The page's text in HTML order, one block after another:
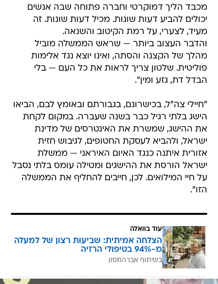
מכבד הליך דמוקרטי וחברה פתוחה שבה אנשים
יכולים להביע דעות שונות. מכיל דעות שונות. זה
מעיד, לצערי, על רמת הקיטוב והשנאה.
והדבר העצוב ביותר — שראש הממשלה מוביל
מהלך של הקצנה והסתה, ואינו יוצא נגד אלימות
פוליטית. שלטון צריך לראות את כל העם — בלי
הבדל דת, גזע ומין".
"חיילי צה"ל, בכישרונם, בגבורתם ובאומץ לבם, הביאו
הישג בלתי רגיל כבר בשנה שעברה. במקום לקחת
את ההישג, שמשרת את האינטרסים של מדינת
ישראל, ולהביא לעסקת החטופים, לגיבוש חזית
אזורית איתנה כנגד האיום האיראני — ממשלת
ישראל הורסת את ההישגים ומטילה עומס בלתי נסבל
על חיי המילואים. לכן, חייבים להחליף את הממשלה
הזו".
עוד בוואלה
הצלחה אמיתית: שביעות רצון של למעלה
מ-94% בטיפולי הרזיה
בשיתוף אברהמסון